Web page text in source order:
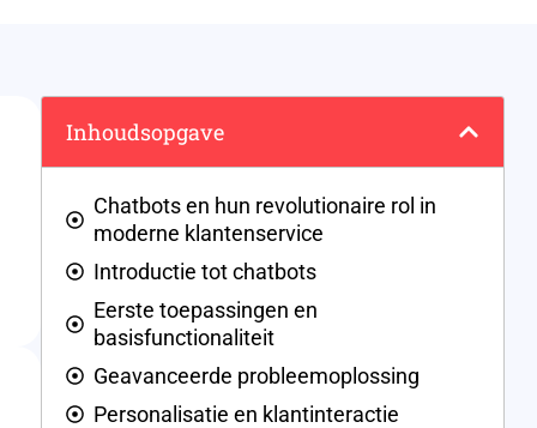
Inhoudsopgave
Chatbots en hun revolutionaire rol in
moderne klantenservice
Introductie tot chatbots
Eerste toepassingen en
basisfunctionaliteit
Geavanceerde probleemoplossing
Personalisatie en klantinteractie